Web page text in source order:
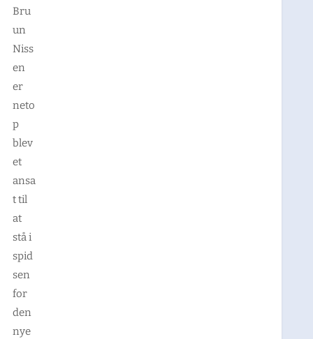
Bru
un
Niss
en
er
neto
p
blev
et
ansa
t til
at
stå i
spid
sen
for
den
nye